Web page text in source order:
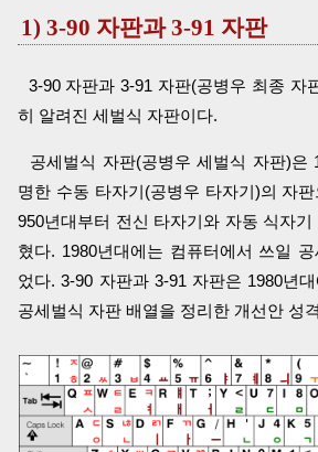
1) 3-90 자판과 3-91 자판
3-90 자판과 3-91 자판(공병우 최종 자
히 알려진 세벌식 자판이다.
공세벌식 자판(공병우 세벌식 자판)은
명한 수동 타자기(공병우 타자기)의 자
950년대부터 전신 타자기와 자동 식자
혔다. 1980년대에는 컴퓨터에서 쓰일
었다. 3-90 자판과 3-91 자판은 1980년
공세벌식 자판 배열을 정리한 개선안 성